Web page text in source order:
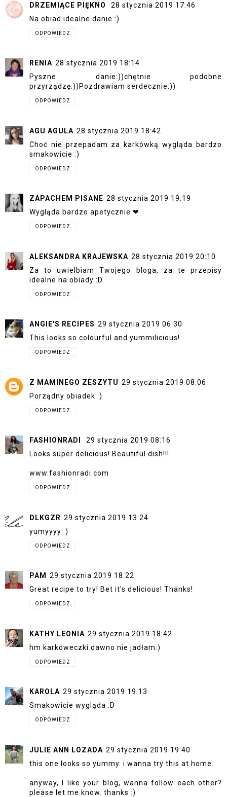
DRZEMIĄCE PIĘKNO
28 stycznia 2019 17:46
Na obiad idealne danie :)
ODPOWIEDZ
RENIA 28 stycznia 2019 18:14
Pyszne danie:))chętnie podobne
przyrządzę:))Pozdrawiam serdecznie:))
ODPOWIEDZ
AGU AGULA 28 stycznia 2019 18:42
Choć nie przepadam za karkówką wygląda bardzo
smakowicie :)
ODPOWIEDZ
ZAPACHEM PISANE 28 stycznia 2019 19:19
Wygląda bardzo apetycznie ❤
ODPOWIEDZ
ALEKSANDRA KRAJEWSKA 28 stycznia 2019 20:10
Za to uwielbiam Twojego bloga, za te przepisy
idealne na obiady :D
ODPOWIEDZ
ANGIE'S RECIPES 29 stycznia 2019 06:30
This looks so colourful and yummilicious!
ODPOWIEDZ
Z MAMINEGO ZESZYTU 29 stycznia 2019 08:06
Porządny obiadek :)
ODPOWIEDZ
FASHIONRADI
29 stycznia 2019 08:16
Looks super delicious! Beautiful dish!!!
www.fashionradi.com
ODPOWIEDZ
DLKGZR 29 stycznia 2019 13:24
yumyyyy :)
ODPOWIEDZ
PAM
29 stycznia 2019 18:22
Great recipe to try! Bet it's delicious! Thanks!
ODPOWIEDZ
KATHY LEONIA 29 stycznia 2019 18:42
hm karkóweczki dawno nie jadłam:)
ODPOWIEDZ
KAROLA 29 stycznia 2019 19:13
Smakowicie wygląda :D
ODPOWIEDZ
JULIE ANN LOZADA 29 stycznia 2019 19:40
this one looks so yummy. i wanna try this at home.
anyway, I like your blog, wanna follow each other?
please let me know. thanks :)